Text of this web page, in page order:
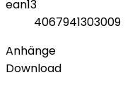
ean13
4067941303009
Anhänge
Download